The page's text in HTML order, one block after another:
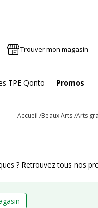
Trouver mon magasin
TPE Qonto Promos
Accueil Beaux Arts Arts
? Retrouvez tous nos